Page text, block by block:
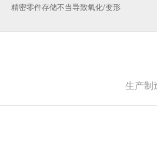
精密零件存储不当导致氧化/变形
生产制